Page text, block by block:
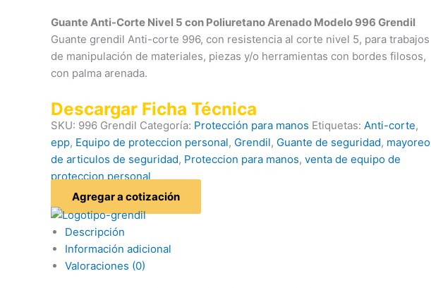
Guante Anti-Corte Nivel 5 con Poliuretano Arenado Modelo 996 Grendil
Guante grendil Anti-corte 996, con resistencia al corte nivel 5, para trabajos
de manipulación de materiales, piezas y/o herramientas con bordes filosos,
con palma arenada.
Descargar Ficha Técnica
SKU: 996 Grendil Categoría: Protección para manos Etiquetas: Anti-corte,
epp, Equipo de proteccion personal, Grendil, Guante de seguridad, mayoreo
de articulos de seguridad, Proteccion para manos, venta de equipo de
proteccion personal
Agregar a cotización
Descripción
Información adicional
Valoraciones (0)